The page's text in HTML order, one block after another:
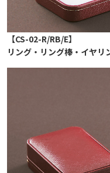
【CS-02-R/RB/E】
リング・リング棒・イヤリ